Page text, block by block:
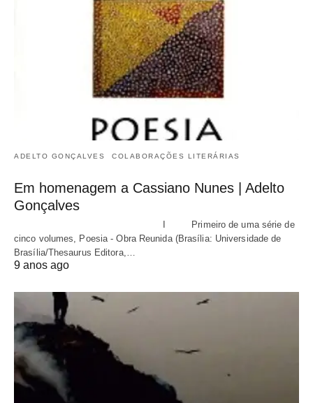
ADELTO GONÇALVES COLABORAÇÕES LITERÁRIAS
Em homenagem a Cassiano Nunes | Adelto
Gonçalves
I Primeiro de uma série de
cinco volumes, Poesia - Obra Reunida (Brasília: Universidade de
Brasília/Thesaurus Editora,…
9 anos ago